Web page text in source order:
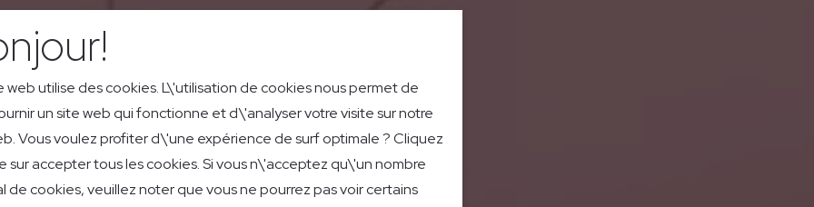
web utilise des cookies. L\'utilisation de cookies nous permet de
un site web qui fonctionne et d\'analyser votre visite sur notre
Vous voulez profiter d\'une expérience de surf optimale ? Cliquez
sur accepter tous les cookies. Si vous n\'acceptez qu\'un nombre
de cookies, veuillez noter que vous ne pourrez pas voir certains